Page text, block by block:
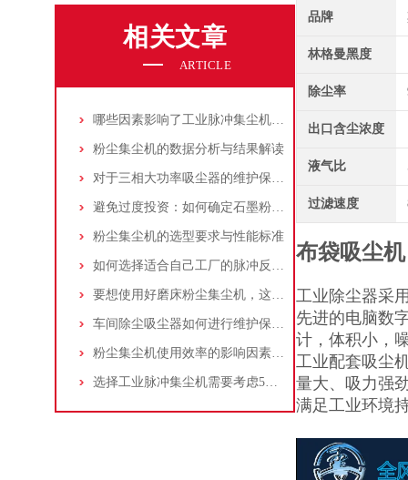
相关文章
ARTICLE
哪些因素影响了工业脉冲集尘机的使用寿命？
粉尘集尘机的数据分析与结果解读
对于三相大功率吸尘器的维护保养，你了解多少
避免过度投资：如何确定石墨粉尘除尘器的合理价格区间
粉尘集尘机的选型要求与性能标准
如何选择适合自己工厂的脉冲反吹工业集尘器
要想使用好磨床粉尘集尘机，这些条件可不能少
车间除尘吸尘器如何进行维护保养？
粉尘集尘机使用效率的影响因素及改进措施
选择工业脉冲集尘机需要考虑5大因素,你都了解吗?
品牌
林格曼黑度
除尘率
出口含尘浓度
液气比
过滤速度
布袋吸尘机
工业除尘器采
先进的电脑数
计，体积小，
工业配套吸尘
量大、吸力强
满足工业环境